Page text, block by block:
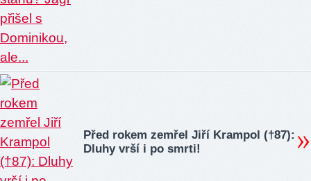
Před rokem zemřel Jiří Krampol (†87):
Dluhy vrší i po smrti!